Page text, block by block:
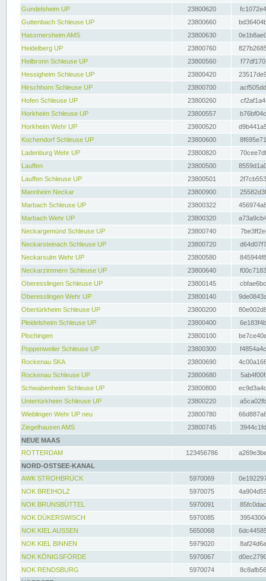
Gundelsheim UP
23800620
Guttenbach Schleuse UP
23800660
Hassmersheim AMS
23800630
Heidelberg UP
23800760
Heilbronn Schleuse UP
23800560
Hessigheim Schleuse UP
23800420
Hirschhorn Schleuse UP
23800700
Hofen Schleuse UP
23800260
Horkheim Schleuse UP
23800557
Horkheim Wehr UP
23800520
Kochendorf Schleuse UP
23800600
Ladenburg Wehr UP
23800820
Lauffen
23800500
Lauffen Schleuse UP
23800501
Mannheim Neckar
23800900
Marbach Schleuse UP
23800322
Marbach Wehr UP
23800320
Neckargemünd Schleuse UP
23800740
Neckarsteinach Schleuse UP
23800720
Neckarsulm Wehr UP
23800580
Neckarzimmern Schleuse UP
23800640
Oberesslingen Schleuse UP
23800145
Oberesslingen Wehr UP
23800140
Obertürkheim Schleuse UP
23800200
Pleidelsheim Schleuse UP
23800400
Plochingen
23800100
Poppenweiler Schleuse UP
23800300
Rockenau SKA
23800690
Rockenau Schleuse UP
23800680
Schwabenheim Schleuse UP
23800800
Untertürkheim Schleuse UP
23800220
Wieblingen Wehr UP neu
23800780
Ziegelhausen AMS
23800745
NEUE MAAS
ROTTERDAM
123456786
NORD-OSTSEE-KANAL
AWK STROHBRÜCK
5970069
NOK BREIHOLZ
5970075
NOK BRUNSBÜTTEL
5970091
NOK DÜKERSWISCH
5970085
NOK KIEL AUSSEN
5650068
NOK KIEL BINNEN
5979020
NOK KÖNIGSFÖRDE
5970067
NOK RENDSBURG
5970074